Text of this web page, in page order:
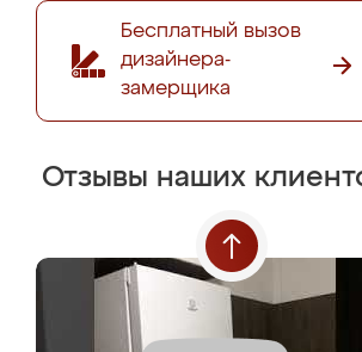
Бесплатный вызов
дизайнера-
замерщика
Отзывы наших